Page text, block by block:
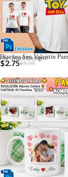
Por: Mark Designs
$5.50
$2.75